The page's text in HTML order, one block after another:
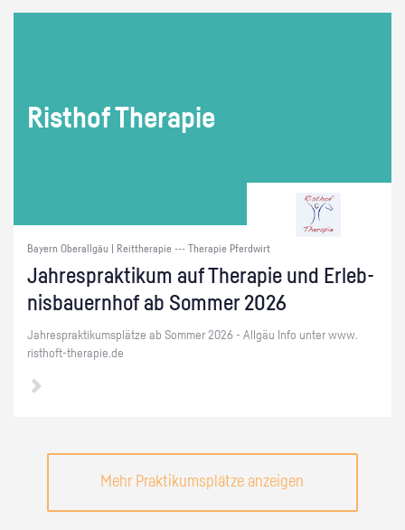
Ris­t­hof The­ra­pie
Bayern Oberallgäu | Reittherapie --- Therapie Pferdwirt
Jah­resprak­ti­kum auf The­ra­pie und Er­leb­
nis­bau­ern­hof ab Som­mer 2026
Jah­resprak­ti­kums­plät­ze ab Som­mer 2026 - All­gäu Info unter www.​
risthoft-​therapie.​de
Mehr Praktikumsplätze anzeigen